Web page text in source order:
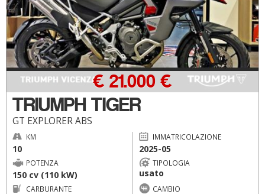
TRIUMPH TIGER
GT EXPLORER ABS
€ 21.000 €
KM
10
IMMATRICOLAZIONE
2025-05
POTENZA
150 cv (110 kW)
TIPOLOGIA
usato
CARBURANTE CAMBIO